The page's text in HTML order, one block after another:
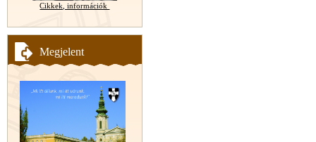
Cikkek, információk
Megjelent